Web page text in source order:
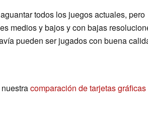
todos los juegos actuales,
medios y bajos y con bajas
pueden ser jugados con buena
comparación de tarjetas gráficas